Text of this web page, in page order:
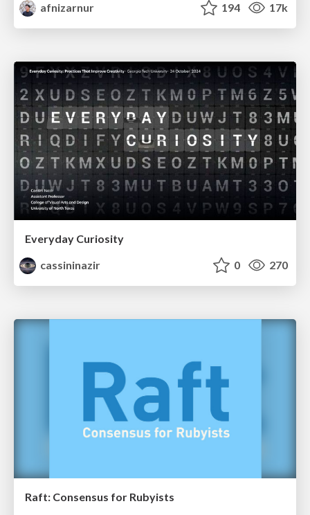
afnizarnur
194 17k
Everyday Curiosity
cassininazir
0 270
Raft: Consensus for Rubyists